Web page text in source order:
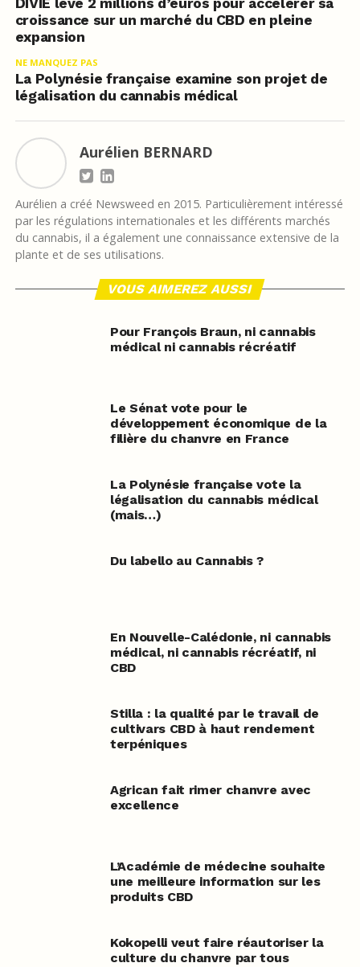
DIVIE lève 2 millions d’euros pour accélérer sa
croissance sur un marché du CBD en pleine
expansion
NE MANQUEZ PAS
La Polynésie française examine son projet de
légalisation du cannabis médical
Aurélien BERNARD
Aurélien a créé Newsweed en 2015. Particulièrement intéressé
par les régulations internationales et les différents marchés
du cannabis, il a également une connaissance extensive de la
plante et de ses utilisations.
VOUS AIMEREZ AUSSI
Pour François Braun, ni cannabis
médical ni cannabis récréatif
Le Sénat vote pour le
développement économique de la
filière du chanvre en France
La Polynésie française vote la
légalisation du cannabis médical
(mais…)
Du labello au Cannabis ?
En Nouvelle-Calédonie, ni cannabis
médical, ni cannabis récréatif, ni
CBD
Stilla : la qualité par le travail de
cultivars CBD à haut rendement
terpéniques
Agrican fait rimer chanvre avec
excellence
L’Académie de médecine souhaite
une meilleure information sur les
produits CBD
Kokopelli veut faire réautoriser la
culture du chanvre par tous